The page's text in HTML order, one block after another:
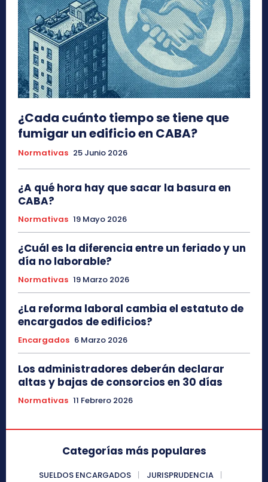
¿Cada cuánto tiempo se tiene que
fumigar un edificio en CABA?
Normativas 25 Junio 2026
¿A qué hora hay que sacar la basura en
CABA?
Normativas 19 Mayo 2026
¿Cuál es la diferencia entre un feriado y un
día no laborable?
Normativas 19 Marzo 2026
¿La reforma laboral cambia el estatuto de
encargados de edificios?
Encargados 6 Marzo 2026
Los administradores deberán declarar
altas y bajas de consorcios en 30 días
Normativas 11 Febrero 2026
Categorías más populares
SUELDOS ENCARGADOS
JURISPRUDENCIA